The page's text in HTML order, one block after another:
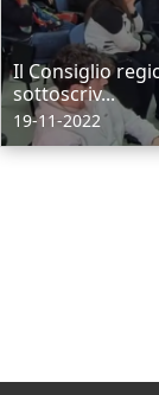
Il Consiglio
sottoscriv...
19-11-2022